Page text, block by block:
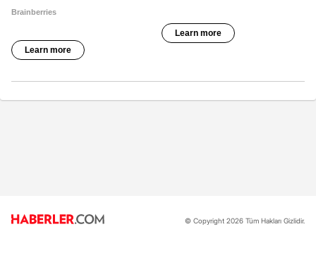
© Copyright 2026 Tüm Hakları Gizlidir.